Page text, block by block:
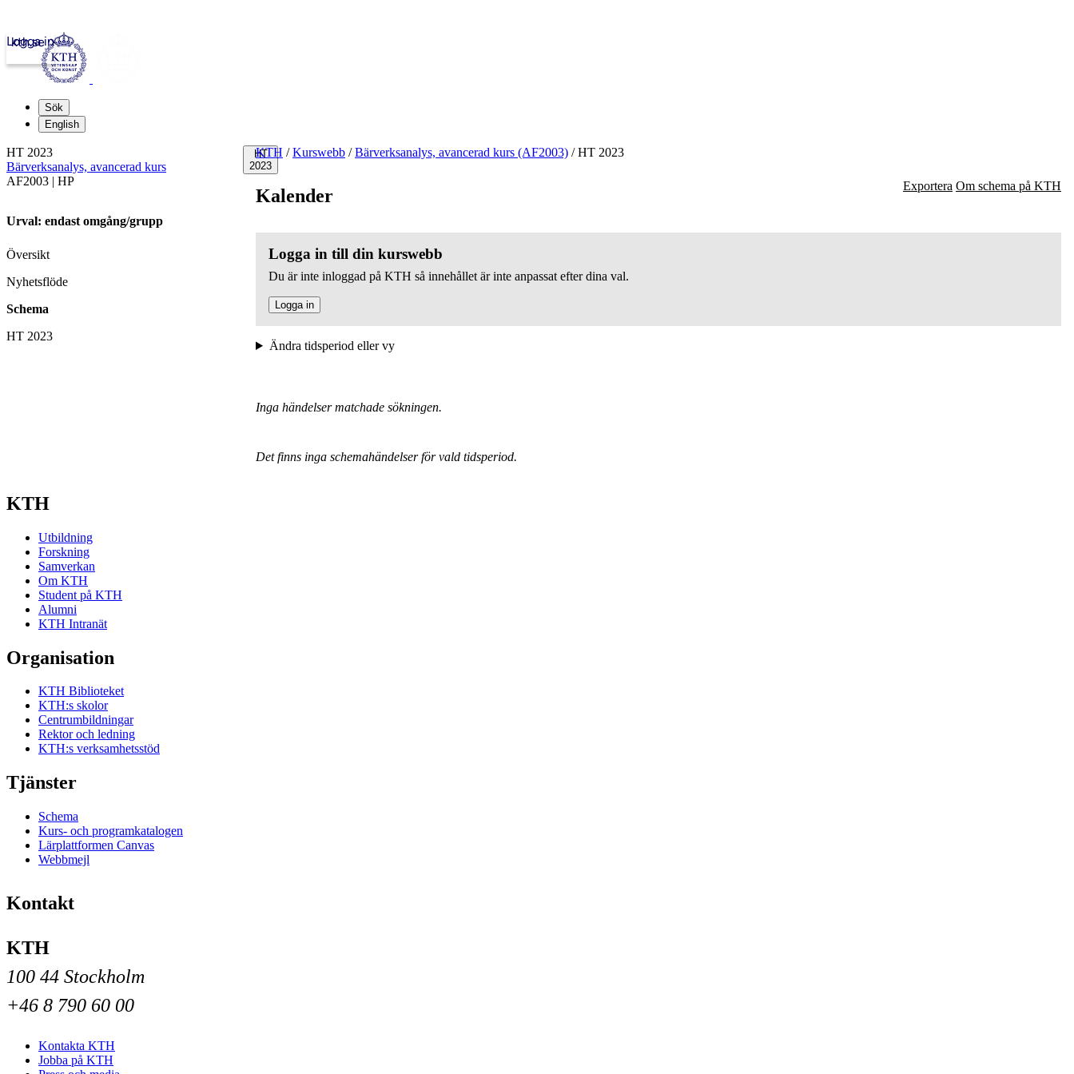
kth.se
Logga in
Sök
English
HT
2023
KTH / Kurswebb / Bärverksanalys, avancerad kurs (AF2003) /HT 2023
Kalender Exportera Om schema på KTH
Logga in till din kurswebb
Du är inte inloggad på KTH så innehållet är inte anpassat efter dina val.
Logga in
Ändra tidsperiod eller vy
Inga händelser matchade sökningen.
Det finns inga schemahändelser för vald tidsperiod.
HT 2023
Bärverksanalys, avancerad kurs
AF2003 | HP
Urval: endast omgång/grupp
Översikt
Nyhetsflöde
Schema
HT 2023
KTH
Utbildning
Forskning
Samverkan
Om KTH
Student på KTH
Alumni
KTH Intranät
Organisation
KTH Biblioteket
KTH:s skolor
Centrumbildningar
Rektor och ledning
KTH:s verksamhetsstöd
Tjänster
Schema
Kurs- och programkatalogen
Lärplattformen Canvas
Webbmejl
Kontakt
KTH
100 44 Stockholm
+46 8 790 60 00
Kontakta KTH
Jobba på KTH